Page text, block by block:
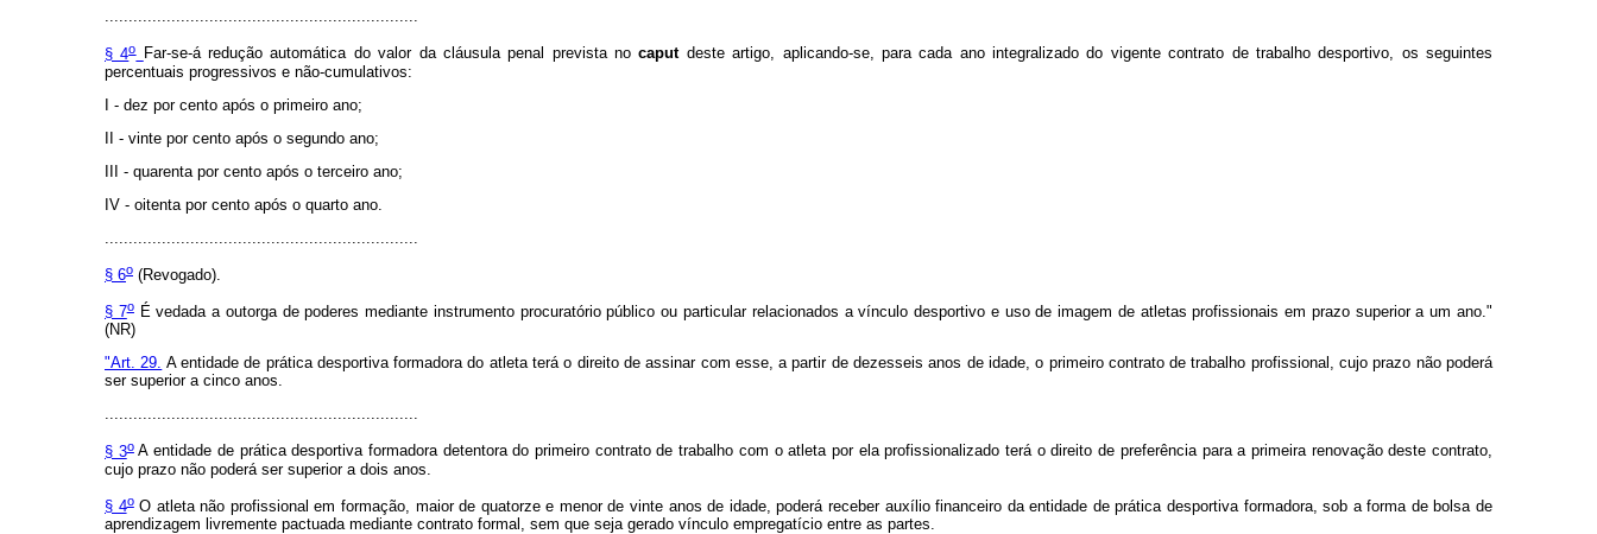
..................................................................
§ 4o Far-se-á redução automática do valor da cláusula penal prevista nocaputdeste artigo, aplicando-se, para cada ano integralizado do vigente contrato de trabalho desportivo, os seguintes
percentuais progressivos e não-cumulativos:
I - dez por cento após o primeiro ano;
II - vinte por cento após o segundo ano;
III - quarenta por cento após o terceiro ano;
IV - oitenta por cento após o quarto ano.
§ 6o (Revogado).
§ 7oÉ vedada a outorga de poderes mediante instrumento procuratório público ou particular relacionados a vínculo desportivo e uso de imagem de atletas profissionais em prazo superior a um ano."
(NR)
"Art. 29. A entidade de prática desportiva formadora do atleta terá o direito de assinar com esse, a partir de dezesseis anos de idade, o primeiro contrato de trabalho profissional, cujo prazo não poderá
ser superior a cinco anos.
..................................................................
§ 3oA entidade de prática desportiva formadora detentora do primeiro contrato de trabalho com o atleta por ela profissionalizado terá o direito de preferência para a primeira renovação deste contrato,
cujo prazo não poderá ser superior a dois anos.
§ 4oO atleta não profissional em formação, maior de quatorze e menor de vinte anos de idade, poderá receber auxílio financeiro da entidade de prática desportiva formadora, sob a forma de bolsa de
aprendizagem livremente pactuada mediante contrato formal, sem que seja gerado vínculo empregatício entre as partes.